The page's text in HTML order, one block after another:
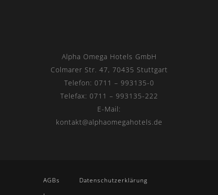
Alpha Omega Hotels GmbH
Colmarer Str. 47, 70435 Stuttgart
Telefon: 0711 – 993135-0
Telefax: 0711 – 993135-222
E-Mail:
kontakt@alphaomegahotels.de
AGBs
Datenschutzerklärung